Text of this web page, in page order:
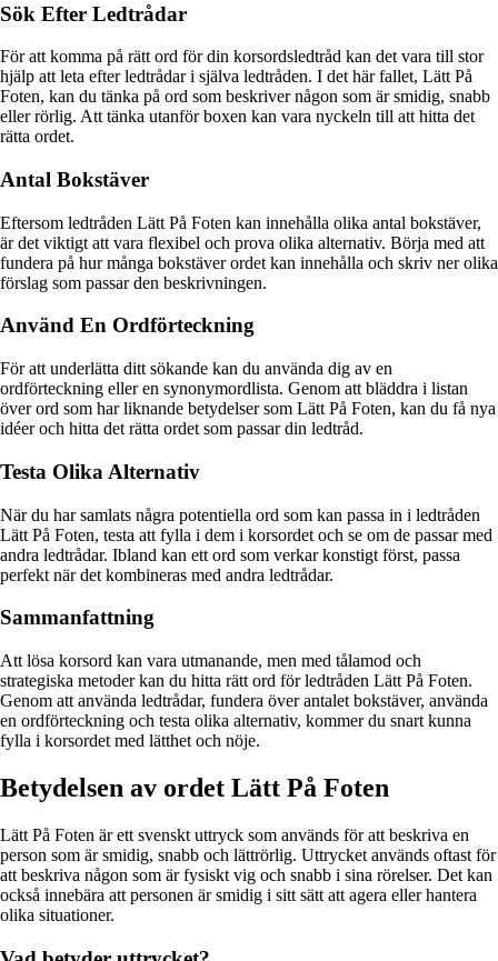
Sök Efter Ledtrådar
För att komma på rätt ord för din korsordsledtråd kan det vara till stor
hjälp att leta efter ledtrådar i själva ledtråden. I det här fallet, Lätt På
Foten, kan du tänka på ord som beskriver någon som är smidig, snabb
eller rörlig. Att tänka utanför boxen kan vara nyckeln till att hitta det
rätta ordet.
Antal Bokstäver
Eftersom ledtråden Lätt På Foten kan innehålla olika antal bokstäver,
är det viktigt att vara flexibel och prova olika alternativ. Börja med att
fundera på hur många bokstäver ordet kan innehålla och skriv ner olika
förslag som passar den beskrivningen.
Använd En Ordförteckning
För att underlätta ditt sökande kan du använda dig av en
ordförteckning eller en synonymordlista. Genom att bläddra i listan
över ord som har liknande betydelser som Lätt På Foten, kan du få nya
idéer och hitta det rätta ordet som passar din ledtråd.
Testa Olika Alternativ
När du har samlats några potentiella ord som kan passa in i ledtråden
Lätt På Foten, testa att fylla i dem i korsordet och se om de passar med
andra ledtrådar. Ibland kan ett ord som verkar konstigt först, passa
perfekt när det kombineras med andra ledtrådar.
Sammanfattning
Att lösa korsord kan vara utmanande, men med tålamod och
strategiska metoder kan du hitta rätt ord för ledtråden Lätt På Foten.
Genom att använda ledtrådar, fundera över antalet bokstäver, använda
en ordförteckning och testa olika alternativ, kommer du snart kunna
fylla i korsordet med lätthet och nöje.
Betydelsen av ordet Lätt På Foten
Lätt På Foten är ett svenskt uttryck som används för att beskriva en
person som är smidig, snabb och lättrörlig. Uttrycket används oftast för
att beskriva någon som är fysiskt vig och snabb i sina rörelser. Det kan
också innebära att personen är smidig i sitt sätt att agera eller hantera
olika situationer.